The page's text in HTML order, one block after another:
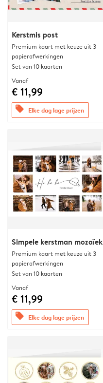
Kerstmis post
Premium kaart met keuze uit 3
papierafwerkingen
Set van 10 kaarten
Vanaf
€ 11,99
offers Elke dag lage prijzen
Simpele kerstman mozaïek
Premium kaart met keuze uit 3
papierafwerkingen
Set van 10 kaarten
Vanaf
€ 11,99
offers Elke dag lage prijzen